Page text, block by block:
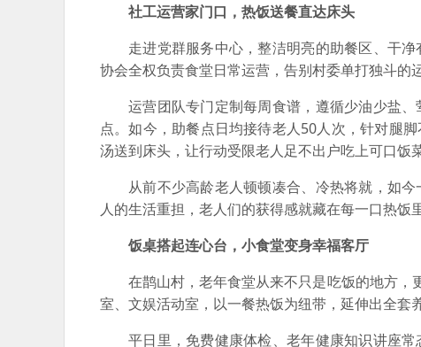
社工运营家门口，热饭送餐直达床头
走进党群服务中心，整洁明亮的助餐区、干
协会全权负责食堂日常运营，告别村委单打独斗的
运营团队专门定制每周食谱，遵循少油少盐
点。如今，助餐点日均接待老人50人次，针对腿
汤送到床头，让行动受限老人足不出户吃上可口饭菜
从前不少高龄老人顿顿凑合、冷热将就，如
人的生活重担，老人们的获得感就藏在每一口热饭里
饭桌搭起连心台，小食堂变身幸福客厅
在鹊山村，老年食堂从来不只是吃饭的地方，
室、文娱活动室，以一餐热饭为纽带，延伸出全套
平日里，免费健康体检、老年健康知识讲座